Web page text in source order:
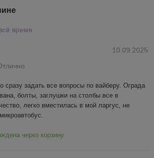
время
10.09.2025
сразу задать все вопросы по вайберу. Ограда
болты, заглушки на столбы все в
легко вместилась в мой ларгус, не
через корзину